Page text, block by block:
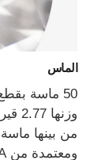
الماس
50 ماسة
وزنها 2.77 قيراط